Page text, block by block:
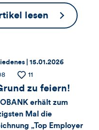
lesen Der
nicht
| Datum:
15.01.2026
Anzahl
der
11
zu feiern!
erhält zum
Mal die
„Top Employer